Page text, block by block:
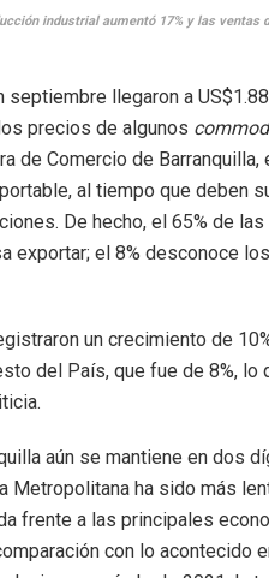
industrial aumentó 17% y las ventas
llegaron a
precios de algunos
de Comercio de Barranquilla,
al tiempo que deben
De hecho, el 65% de
exportar; el 8% desconoce
un crecimiento de
del País, que fue de 8%, lo
aún se mantiene en dos
Metropolitana ha sido más
frente a las principales
con lo acontecido